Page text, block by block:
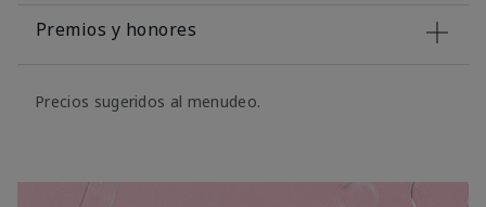
Premios y honores
Precios sugeridos al menudeo.